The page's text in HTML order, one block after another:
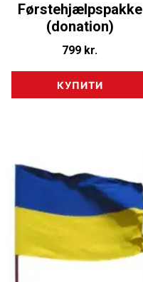
Førstehjælpspakke
(donation)
799 kr.
КУПИТИ